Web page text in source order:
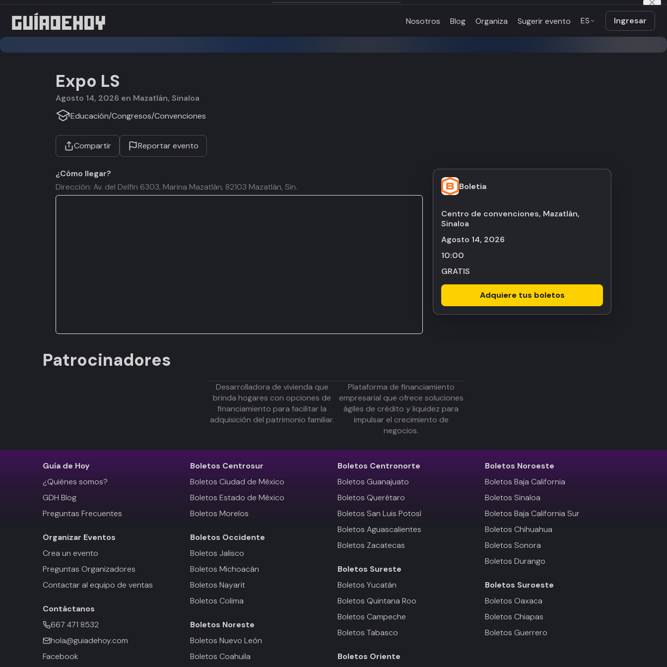
Nosotros Blog Organiza Sugerir evento ES Ingresar
Expo LS
agosto 14, 2026 en Mazatlán, Sinaloa
Educación/Congresos/Convenciones
Compartir Reportar evento
Boletia
Centro de convenciones, Mazatlán,
Sinaloa
agosto 14, 2026
10:00
GRATIS
Adquiere tus boletos
¿Cómo llegar?
Dirección: Av. del Delfin 6303, Marina Mazatlán, 82103 Mazatlán, Sin.
Patrocinadores
Desarrolladora de vivienda que
brinda hogares con opciones de
financiamiento para facilitar la
adquisición del patrimonio familiar.
Plataforma de financiamiento
empresarial que ofrece soluciones
ágiles de crédito y liquidez para
impulsar el crecimiento de
negocios.
Guía de Hoy
¿Quiénes somos?
GDH Blog
Preguntas Frecuentes
Organizar Eventos
Crea un evento
Preguntas Organizadores
Contactar al equipo de ventas
Contáctanos
667 471 8532
hola@guiadehoy.com
Facebook
Boletos Centrosur
Boletos Ciudad de México
Boletos Estado de México
Boletos Morelos
Boletos Occidente
Boletos Jalisco
Boletos Michoacán
Boletos Nayarit
Boletos Colima
Boletos Noreste
Boletos Nuevo León
Boletos Coahuila
Boletos Centronorte
Boletos Guanajuato
Boletos Querétaro
Boletos San Luis Potosí
Boletos Aguascalientes
Boletos Zacatecas
Boletos Sureste
Boletos Yucatán
Boletos Quintana Roo
Boletos Campeche
Boletos Tabasco
Boletos Oriente
Boletos Noroeste
Boletos Baja California
Boletos Sinaloa
Boletos Baja California Sur
Boletos Chihuahua
Boletos Sonora
Boletos Durango
Boletos Suroeste
Boletos Oaxaca
Boletos Chiapas
Boletos Guerrero